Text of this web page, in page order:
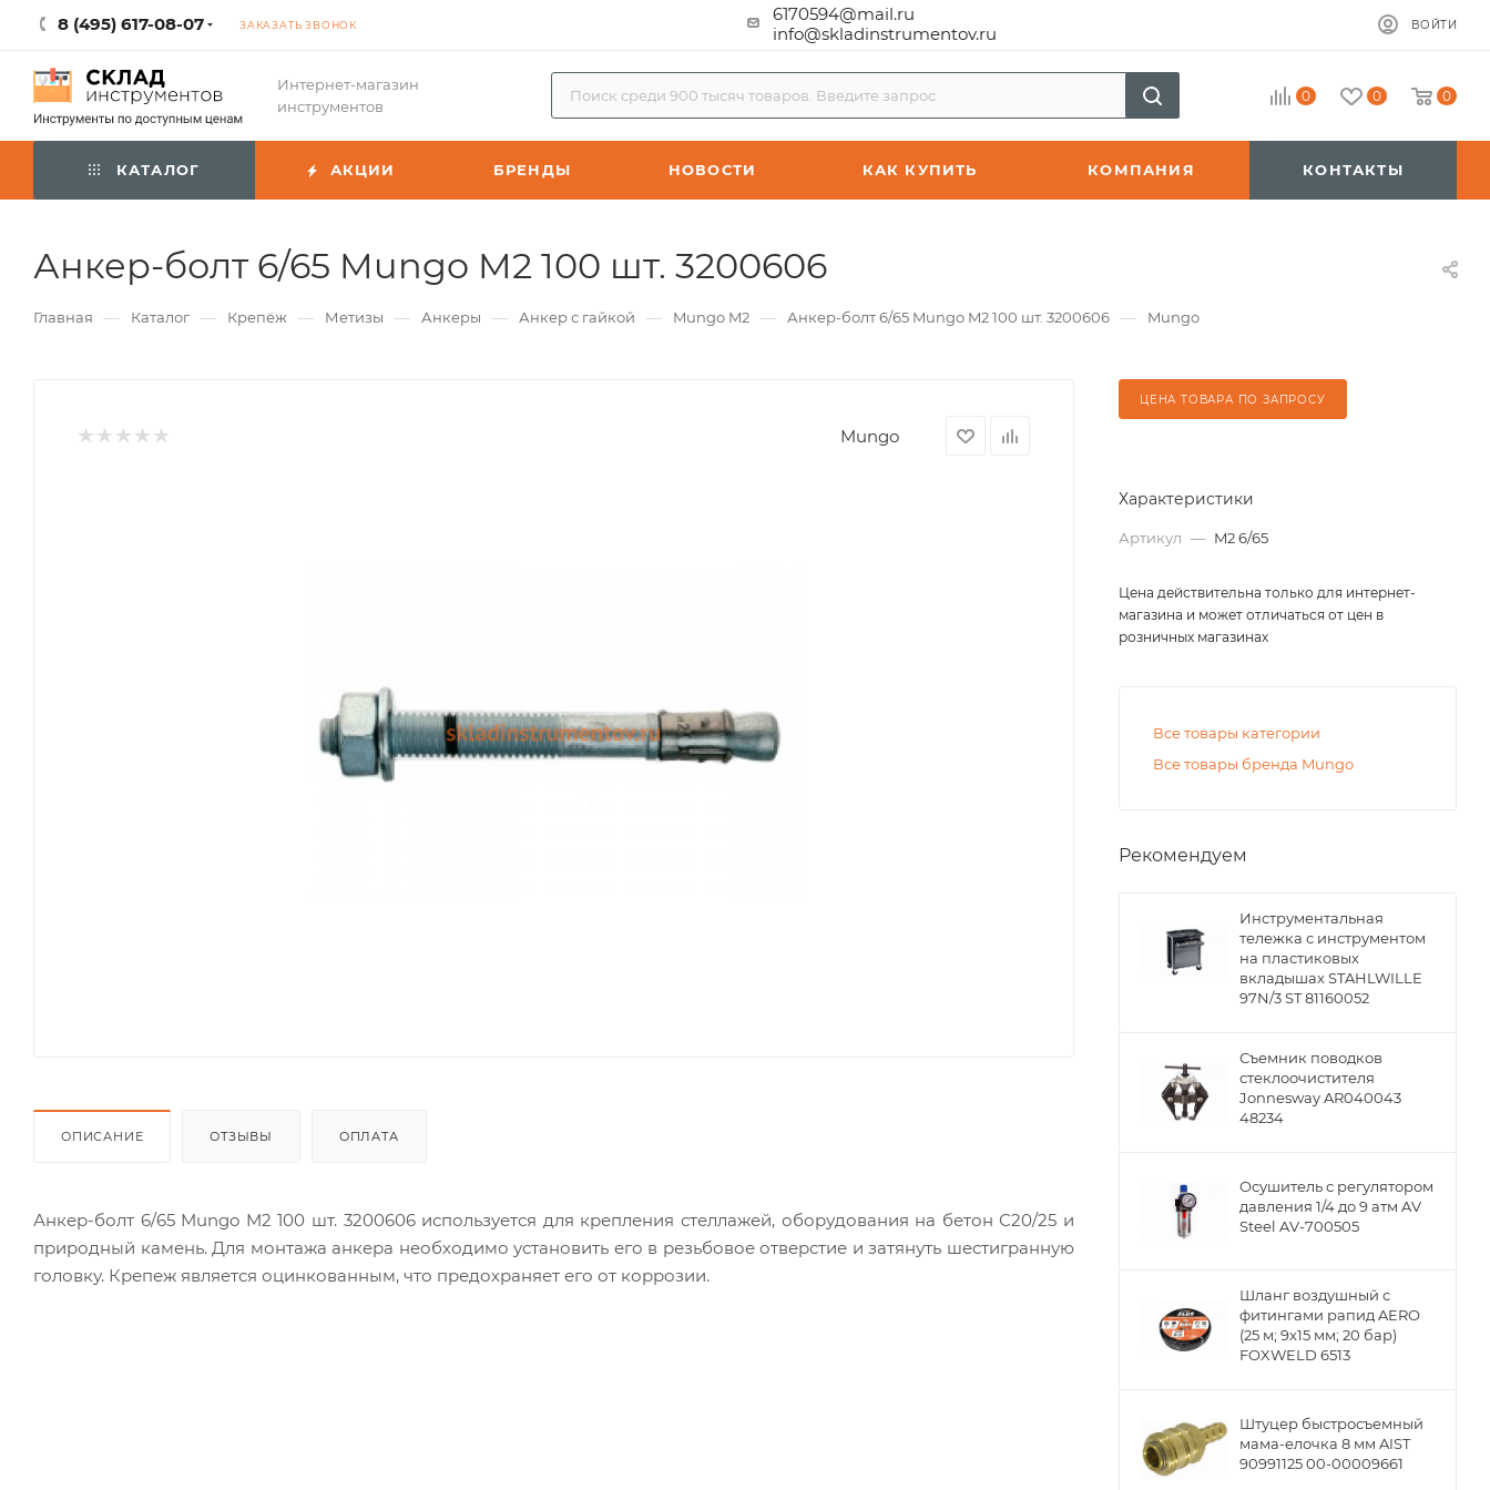
8 (495) 617-08-07 ЗАКАЗАТЬ ЗВОНОК
6170594@mail.ru
info@skladinstrumentov.ru
ВОЙТИ
Интернет-магазин
инструментов
0 0 0
КАТАЛОГ АКЦИИ БРЕНДЫ НОВОСТИ КАК КУПИТЬ КОМПАНИЯ КОНТАКТЫ
Анкер-болт 6/65 Mungo M2 100 шт. 3200606
Главная — Каталог — Крепёж — Метизы — Анкеры — Анкер с гайкой — Mungo M2 — Анкер-болт 6/65 Mungo M2 100 шт. 3200606 — Mungo
Mungo
ОПИСАНИЕ ОТЗЫВЫ ОПЛАТА
Анкер-болт 6/65 Mungo M2 100 шт. 3200606 используется для крепления стеллажей, оборудования на бетон С20/25 и
природный камень. Для монтажа анкера необходимо установить его в резьбовое отверстие и затянуть шестигранную
головку. Крепеж является оцинкованным, что предохраняет его от коррозии.
ЦЕНА ТОВАРА ПО ЗАПРОСУ
Характеристики
Артикул — M2 6/65
Цена действительна только для интернет-
магазина и может отличаться от цен в
розничных магазинах
Все товары категории
Все товары бренда Mungo
Рекомендуем
Инструментальная
тележка с инструментом
на пластиковых
вкладышах STAHLWILLE
97N/3 ST 81160052
Съемник поводков
стеклоочистителя
Jonnesway AR040043
48234
Осушитель с регулятором
давления 1/4 до 9 атм AV
Steel AV-700505
Шланг воздушный с
фитингами рапид AERO
(25 м; 9x15 мм; 20 бар)
FOXWELD 6513
Штуцер быстросъемный
мама-елочка 8 мм AIST
90991125 00-00009661